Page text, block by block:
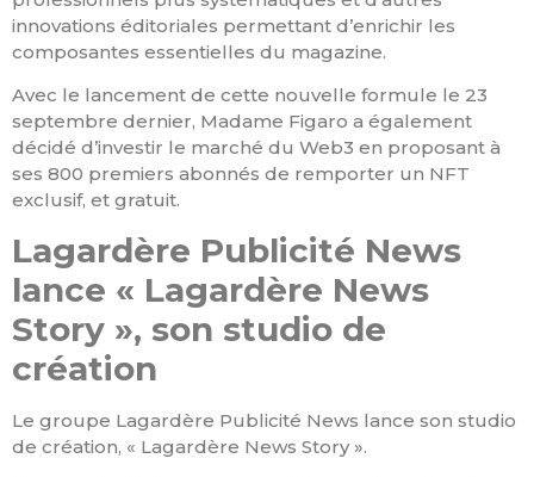
innovations éditoriales permettant d’enrichir les
composantes essentielles du magazine.
Avec le lancement de cette nouvelle formule le 23
septembre dernier, Madame Figaro a également
décidé d’investir le marché du Web3 en proposant à
ses 800 premiers abonnés de remporter un NFT
exclusif, et gratuit.
Lagardère Publicité News
lance « Lagardère News
Story », son studio de
création
Le groupe Lagardère Publicité News lance son studio
de création, « Lagardère News Story ».